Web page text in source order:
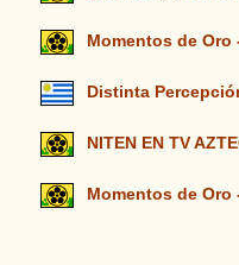
Momentos de Oro
Distinta
NITEN EN TV
Momentos de Oro